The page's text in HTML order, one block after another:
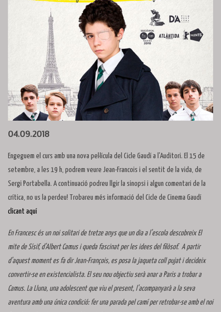
04.09.2018
Engeguem el curs amb una nova pel·lícula del Cicle Gaudí a l'Auditori. El 15 de
setembre, a les 19 h, podrem veure Jean-Francois i el sentit de la vida, de
Sergi Portabella. A continuació podreu llgir la sinopsi i algun comentari de la
crítica, no us la perdeu! Trobareu més informació del Cicle de Cinema Gaudí
clicant aquí
En Francesc és un noi solitari de tretze anys que un dia a l’escola descobreix El
mite de Sísif, d’Albert Camus i queda fascinat per les idees del filòsof. A partir
d’aquest moment es fa dir Jean-François, es posa la jaqueta coll pujat i decideix
convertir-se en existencialista. El seu nou objectiu serà anar a Paris a trobar a
Camus. La Lluna, una adolescent que viu el present, l’acompanyarà a la seva
aventura amb una única condició: fer una parada pel camí per retrobar-se amb el noi